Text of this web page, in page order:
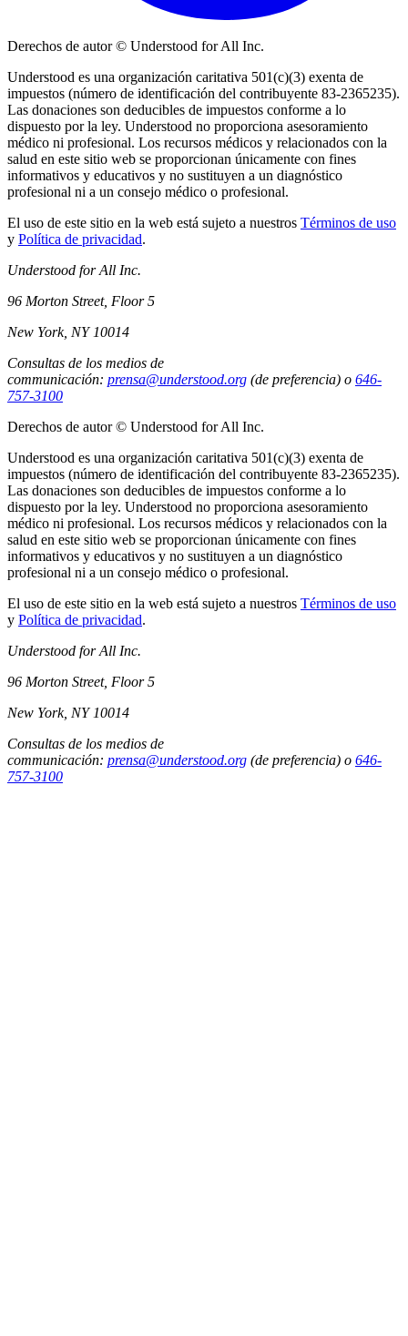
Derechos de autor © Understood for All Inc.
Understood es una organización caritativa 501(c)(3) exenta de
impuestos (número de identificación del contribuyente 83-2365235).
Las donaciones son deducibles de impuestos conforme a lo
dispuesto por la ley. Understood no proporciona asesoramiento
médico ni profesional. Los recursos médicos y relacionados con la
salud en este sitio web se proporcionan únicamente con fines
informativos y educativos y no sustituyen a un diagnóstico
profesional ni a un consejo médico o profesional.
El uso de este sitio en la web está sujeto a nuestros Términos de uso
y Política de privacidad.
Understood for All Inc.
96 Morton Street, Floor 5
New York, NY 10014
Consultas de los medios de
communicación: prensa@understood.org (de preferencia) o 646-
757-3100
Derechos de autor © Understood for All Inc.
Understood es una organización caritativa 501(c)(3) exenta de
impuestos (número de identificación del contribuyente 83-2365235).
Las donaciones son deducibles de impuestos conforme a lo
dispuesto por la ley. Understood no proporciona asesoramiento
médico ni profesional. Los recursos médicos y relacionados con la
salud en este sitio web se proporcionan únicamente con fines
informativos y educativos y no sustituyen a un diagnóstico
profesional ni a un consejo médico o profesional.
El uso de este sitio en la web está sujeto a nuestros Términos de uso
y Política de privacidad.
Understood for All Inc.
96 Morton Street, Floor 5
New York, NY 10014
Consultas de los medios de
communicación: prensa@understood.org (de preferencia) o 646-
757-3100